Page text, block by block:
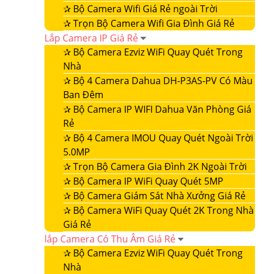
✰ Bộ Camera Wifi Giá Rẻ ngoài Trời
✰Trọn Bộ Camera Wifi Gia Đình Giá Rẻ
Lắp Camera IP Giá Rẻ
✰ Bộ Camera Ezviz WiFi Quay Quét Trong
Nhà
✰ Bộ 4 Camera Dahua DH-P3AS-PV Có Màu
Ban Đêm
✰ Bộ Camera IP WIFI Dahua Văn Phòng Giá
Rẻ
✰ Bộ 4 Camera IMOU Quay Quét Ngoài Trời
5.0MP
✰Trọn Bộ Camera Gia Đình 2K Ngoài Trời
✰ Bộ Camera IP WiFi Quay Quét 5MP
✰ Bộ Camera Giám Sát Nhà Xưởng Giá Rẻ
✰ Bộ Camera WiFi Quay Quét 2K Trong Nhà
Giá Rẻ
lắp Camera Có Thu Âm Giá Rẻ
✰ Bộ Camera Ezviz WiFi Quay Quét Trong
Nhà